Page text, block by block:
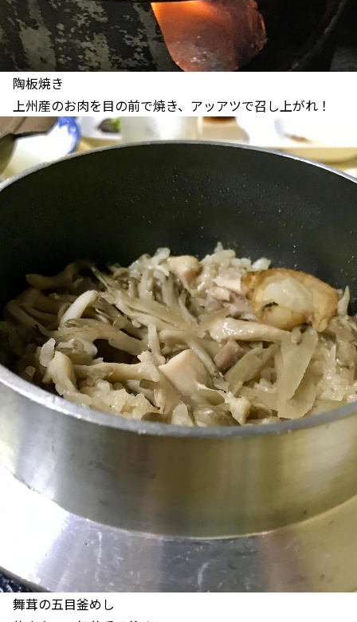
陶板焼き
上州産のお肉を目の前で焼き、アッアツで召し上がれ！
舞茸の五目釜めし